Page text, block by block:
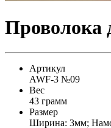
Проволока
Артикул
AWF-3 №09
Вес
43 грамм
Размер
Ширина: 3мм;